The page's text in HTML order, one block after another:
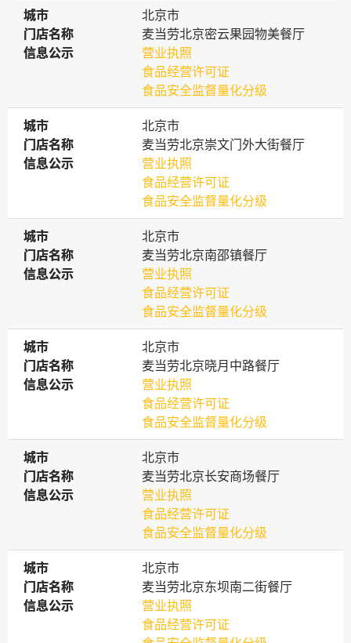
城市
城市
北京市
门店名称
门店名称
麦当劳北京密云果园物美餐厅
信息公示
信息公示
营业执照
食品经营许可证
食品安全监督量化分级
城市
城市
北京市
门店名称
门店名称
麦当劳北京崇文门外大街餐厅
信息公示
信息公示
营业执照
食品经营许可证
食品安全监督量化分级
城市
城市
北京市
门店名称
门店名称
麦当劳北京南邵镇餐厅
信息公示
信息公示
营业执照
食品经营许可证
食品安全监督量化分级
城市
城市
北京市
门店名称
门店名称
麦当劳北京晓月中路餐厅
信息公示
信息公示
营业执照
食品经营许可证
食品安全监督量化分级
城市
城市
北京市
门店名称
门店名称
麦当劳北京长安商场餐厅
信息公示
信息公示
营业执照
食品经营许可证
食品安全监督量化分级
城市
城市
北京市
门店名称
门店名称
麦当劳北京东坝南二街餐厅
信息公示
信息公示
营业执照
食品经营许可证